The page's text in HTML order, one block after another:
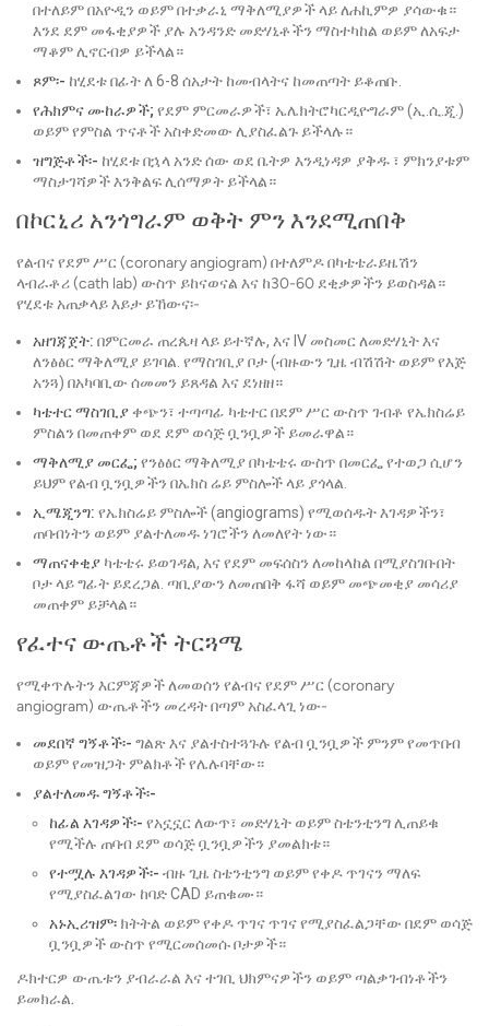
በተለይም በአዮዲን ወይም በተቃራኒ ማቅለሚያዎች ላይ ለሐኪምዎ ያሳውቁ።
እንደ ደም መፋቂያዎች ያሉ አንዳንድ መድሃኒቶችን ማስተካከል ወይም ለአፍታ
ማቆም ሊኖርብዎ ይችላል።
ጾም፡- ከሂደቱ በፊት ለ 6-8 ሰአታት ከመብላትና ከመጠጣት ይቆጠቡ.
የሕክምና ሙከራዎች; የደም ምርመራዎች፣ ኤሌክትሮካርዲዮግራም (ኢ.ሲ.ጂ.)
ወይም የምስል ጥናቶች አስቀድመው ሊያስፈልጉ ይችላሉ።
ዝግጅቶች፡- ከሂደቱ በኋላ አንድ ሰው ወደ ቤትዎ እንዲነዳዎ ያቅዱ ፣ ምክንያቱም
ማስታገሻዎች እንቅልፍ ሊሰማዎት ይችላል።
በኮርኒሪ አንጎግራም ወቅት ምን እንደሚጠበቅ
የልብና የደም ሥር (coronary angiogram) በተለምዶ በካቴቴራይዜሽን
ላብራቶሪ (cath lab) ውስጥ ይከናወናል እና ከ30-60 ደቂቃዎችን ይወስዳል።
የሂደቱ አጠቃላይ እይታ ይኸውና፡-
አዘገጃጀት: በምርመራ ጠረጴዛ ላይ ይተኛሉ, እና IV መስመር ለመድሃኒት እና
ለንፅፅር ማቅለሚያ ይገባል. የማስገቢያ ቦታ (ብዙውን ጊዜ ብሽሽት ወይም የእጅ
አንጓ) በአካባቢው ሰመመን ይጸዳል እና ደነዘዘ።
ካቴተር ማስገቢያ ቀጭን፣ ተጣጣፊ ካቴተር በደም ሥር ውስጥ ገብቶ የኤክስሬይ
ምስልን በመጠቀም ወደ ደም ወሳጅ ቧንቧዎች ይመራዋል።
ማቅለሚያ መርፌ; የንፅፅር ማቅለሚያ በካቴቴሩ ውስጥ በመርፌ የተወጋ ሲሆን
ይህም የልብ ቧንቧዎችን በኤክስ ሬይ ምስሎች ላይ ያጎላል.
ኢሜጂንግ: የኤክስሬይ ምስሎች (angiograms) የሚወሰዱት እገዳዎችን፣
ጠባብነትን ወይም ያልተለመዱ ነገሮችን ለመለየት ነው።
ማጠናቀቂያ ካቴቴሩ ይወገዳል, እና የደም መፍሰስን ለመከላከል በሚያስገቡበት
ቦታ ላይ ግፊት ይደረጋል. ጣቢያውን ለመጠበቅ ፋሻ ወይም መጭመቂያ መሳሪያ
መጠቀም ይቻላል።
የፈተና ውጤቶች ትርጓሜ
የሚቀጥሉትን እርምጃዎች ለመወሰን የልብና የደም ሥር (coronary
angiogram) ውጤቶችን መረዳት በጣም አስፈላጊ ነው-
መደበኛ ግኝቶች፡- ግልጽ እና ያልተስተጓጉሉ የልብ ቧንቧዎች ምንም የመጥበብ
ወይም የመዝጋት ምልክቶች የሌሉባቸው።
ያልተለመዱ ግኝቶች፡-
ከፊል እገዳዎች፡- የአኗኗር ለውጥ፣ መድሃኒት ወይም ስቴንቲንግ ሊጠይቁ
የሚችሉ ጠባብ ደም ወሳጅ ቧንቧዎችን ያመልክቱ።
የተሟሉ እገዳዎች፡- ብዙ ጊዜ ስቴንቲንግ ወይም የቀዶ ጥገናን ማለፍ
የሚያስፈልገው ከባድ CAD ይጠቁሙ።
አኑኢሪዝም፡ ክትትል ወይም የቀዶ ጥገና ጥገና የሚያስፈልጋቸው በደም ወሳጅ
ቧንቧዎች ውስጥ የሚርመሰመሱ ቦታዎች።
ዶክተርዎ ውጤቱን ያብራራል እና ተገቢ ህክምናዎችን ወይም ጣልቃገብነቶችን
ይመክራል.